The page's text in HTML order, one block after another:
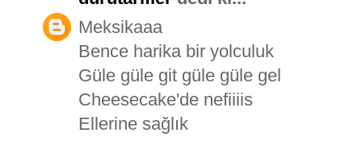
Meksikaaa
Bence harika bir yolculuk
Güle güle git güle güle gel
Cheesecake'de nefiiiis
Ellerine sağlık